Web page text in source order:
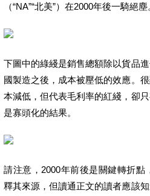
（“NA”“北美”）在2000年後一騎絕塵
下圖中的綠綫是銷售總額除以貨品
國製造之後，成本被壓低的效應。
本減低，但代表毛利率的紅綫，卻
是寡頭化的結果。
請注意，2000年前後是關鍵轉折
釋其來源，但讀通正文的讀者應該